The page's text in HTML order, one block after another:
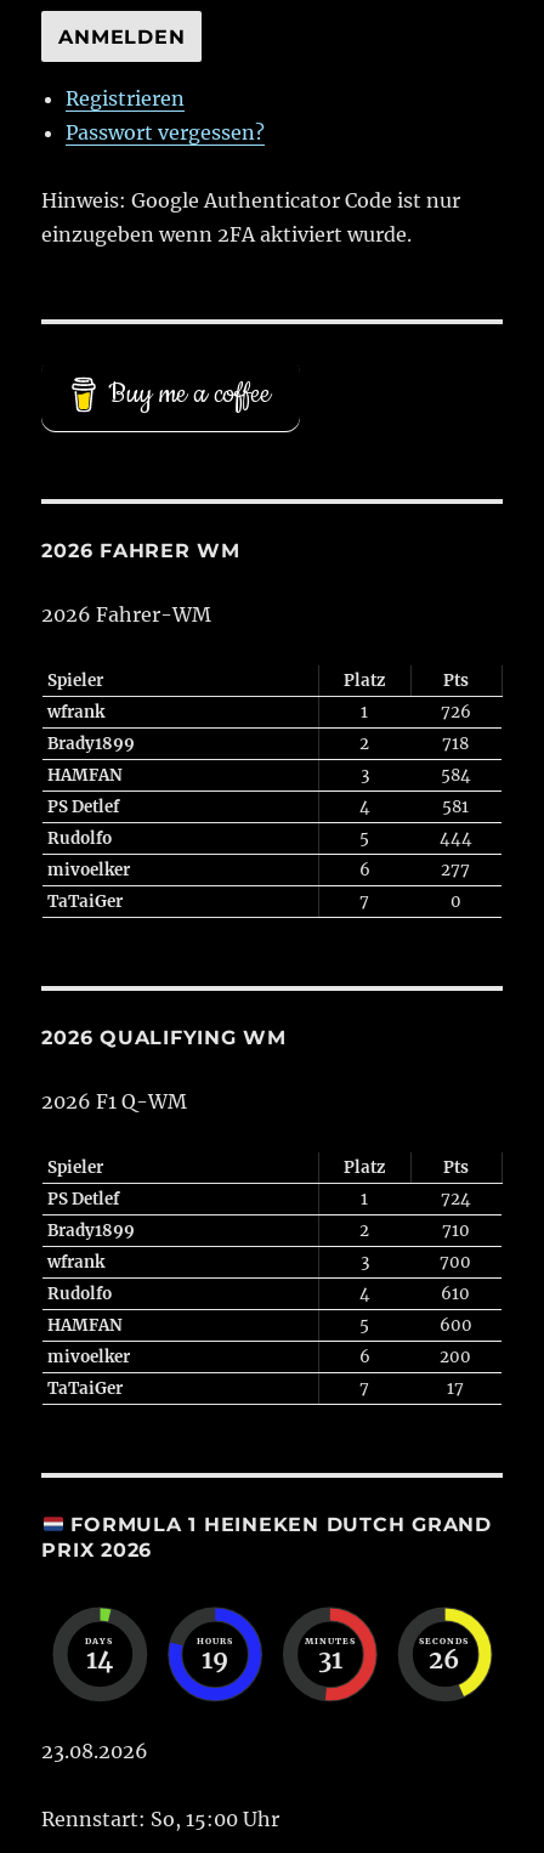
ANMELDEN
Registrieren
Passwort vergessen?
Hinweis: Google Authenticator Code ist nur
einzugeben wenn 2FA aktiviert wurde.
Buy me a coffee
2026 FAHRER WM
2026 Fahrer-WM
Spieler Platz
Pts
wfrank
1
726
Brady1899
2
718
HAMFAN
3
584
PS Detlef
4
581
Rudolfo
5
444
mivoelker
6
277
TaTaiGer
7 0
2026 QUALIFYING WM
2026 F1 Q-WM
Spieler Platz
Pts
PS Detlef
1
724
Brady1899
2
710
wfrank
3
700
Rudolfo
4
610
HAMFAN
5
600
mivoelker
6
200
TaTaiGer
7 17
FORMULA 1 HEINEKEN DUTCH GRAND
PRIX 2026
DAYS
14
HOURS
19
MINUTES
31
SECONDS
26
23.08.2026
Rennstart: So, 15:00 Uhr